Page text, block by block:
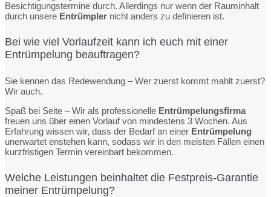
Besichtigungstermine durch. Allerdings nur wenn der Rauminhalt
durch unsere Entrümpler nicht anders zu definieren ist.
Bei wie viel Vorlaufzeit kann ich euch mit einer
Entrümpelung beauftragen?
Sie kennen das Redewendung – Wer zuerst kommt mahlt zuerst?
Wir auch.
Spaß bei Seite – Wir als professionelle Entrümpelungsfirma
freuen uns über einen Vorlauf von mindestens 3 Wochen. Aus
Erfahrung wissen wir, dass der Bedarf an einer Entrümpelung
unerwartet enstehen kann, sodass wir in den meisten Fällen einen
kurzfristigen Termin vereinbart bekommen.
Welche Leistungen beinhaltet die Festpreis-Garantie
meiner Entrümpelung?